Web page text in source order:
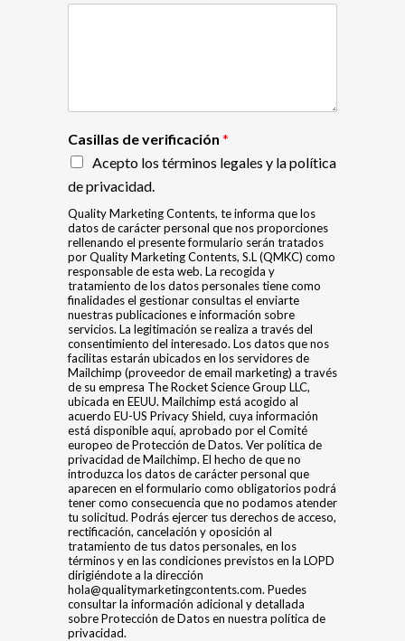
Casillas de verificación *
Acepto los términos legales y la política
de privacidad.
Quality Marketing Contents, te informa que los
datos de carácter personal que nos proporciones
rellenando el presente formulario serán tratados
por Quality Marketing Contents, S.L (QMKC) como
responsable de esta web. La recogida y
tratamiento de los datos personales tiene como
finalidades el gestionar consultas el enviarte
nuestras publicaciones e información sobre
servicios. La legitimación se realiza a través del
consentimiento del interesado. Los datos que nos
facilitas estarán ubicados en los servidores de
Mailchimp (proveedor de email marketing) a través
de su empresa The Rocket Science Group LLC,
ubicada en EEUU. Mailchimp está acogido al
acuerdo EU-US Privacy Shield, cuya información
está disponible aquí, aprobado por el Comité
europeo de Protección de Datos. Ver política de
privacidad de Mailchimp. El hecho de que no
introduzca los datos de carácter personal que
aparecen en el formulario como obligatorios podrá
tener como consecuencia que no podamos atender
tu solicitud. Podrás ejercer tus derechos de acceso,
rectificación, cancelación y oposición al
tratamiento de tus datos personales, en los
términos y en las condiciones previstos en la LOPD
dirigiéndote a la dirección
hola@qualitymarketingcontents.com. Puedes
consultar la información adicional y detallada
sobre Protección de Datos en nuestra política de
privacidad.